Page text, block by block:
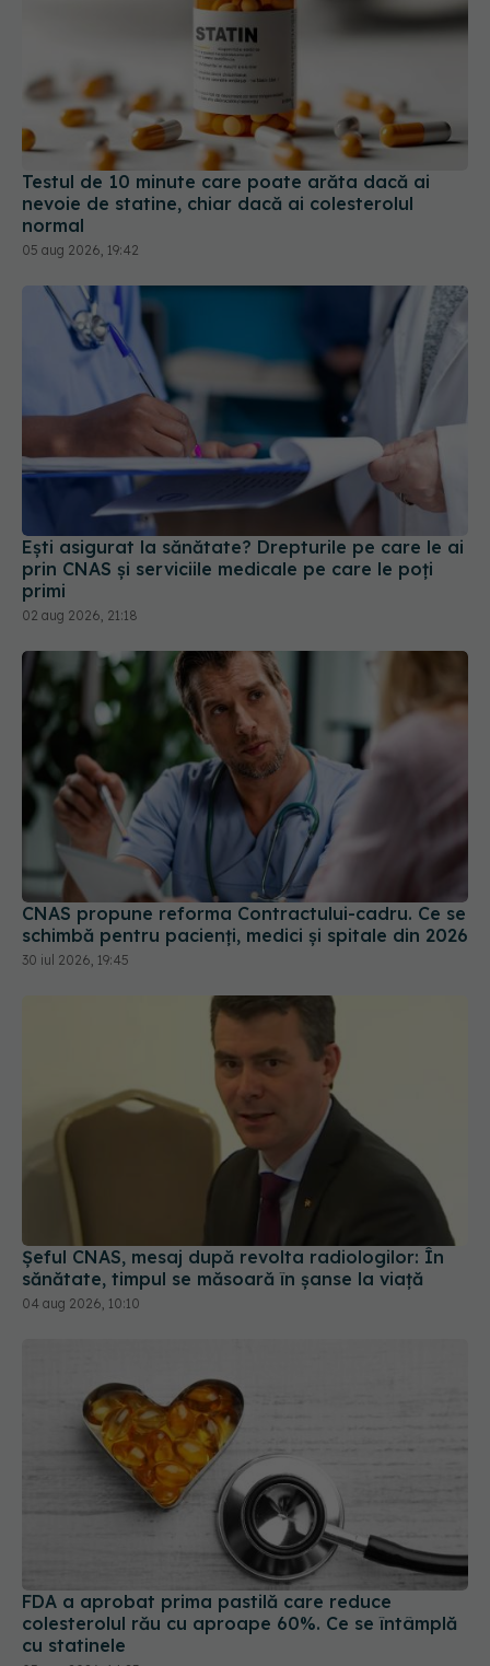
Testul de 10 minute care poate arăta dacă ai
nevoie de statine, chiar dacă ai colesterolul
normal
05 aug 2026, 19:42
Ești asigurat la sănătate? Drepturile pe care le ai
prin CNAS și serviciile medicale pe care le poți
primi
02 aug 2026, 21:18
CNAS propune reforma Contractului-cadru. Ce se
schimbă pentru pacienți, medici și spitale din 2026
30 iul 2026, 19:45
Șeful CNAS, mesaj după revolta radiologilor: În
sănătate, timpul se măsoară în șanse la viață
04 aug 2026, 10:10
FDA a aprobat prima pastilă care reduce
colesterolul rău cu aproape 60%. Ce se întâmplă
cu statinele